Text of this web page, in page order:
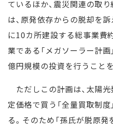
ているほか、震災関連の取
は、原発依存からの脱却を
に10カ所建設する総事業費
業である「メガソーラー計
億円規模の投資を行うこと
ただしこの計画は、太陽
定価格で買う「全量買取制
る。そのため「孫氏が脱原